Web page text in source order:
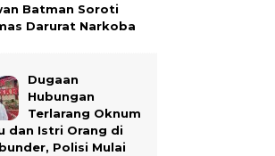
Batman Soroti
Darurat Narkoba
Dugaan
Hubungan
Terlarang Oknum
dan Istri Orang di
Polisi Mulai